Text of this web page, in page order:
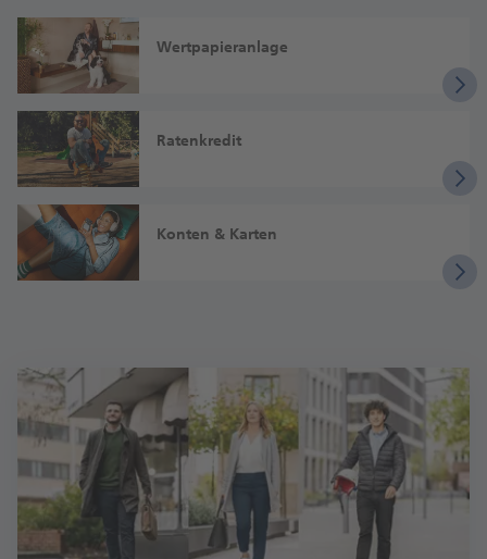
Wertpapieranlage
Ratenkredit
Konten & Karten